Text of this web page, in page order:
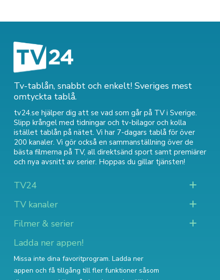
Tv-tablån, snabbt och enkelt! Sveriges mest
omtyckta tablå.
tv24.se hjälper dig att se vad som går på TV i Sverige.
Slipp krångel med tidningar och tv-bilagor och kolla
istället tablån på nätet. Vi har 7-dagars tablå för över
200 kanaler. Vi gör också en sammanställning över de
bästa filmerna på TV, all direktsänd sport samt premiärer
och nya avsnitt av serier. Hoppas du gillar tjänsten!
TV24
TV kanaler
Filmer & serier
Ladda ner appen!
Missa inte dina favoritprogram. Ladda ner
appen och få tillgång till fler funktioner såsom